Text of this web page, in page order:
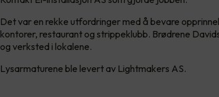
Det var en rekke utfordringer med å bevare
kontorer, restaurant og strippeklubb. Brødrene
og verksted i lokalene.
Lysarmaturene ble levert av Lightmakers AS.